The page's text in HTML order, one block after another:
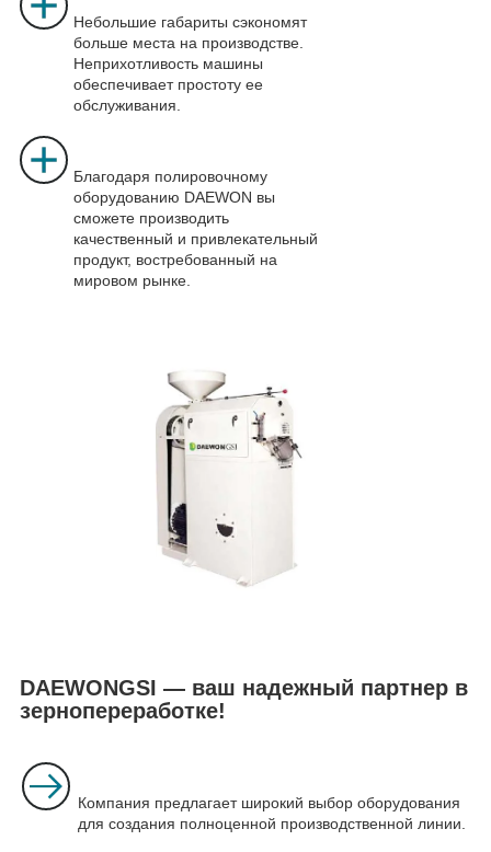
Небольшие габариты сэкономят
больше места на производстве.
Неприхотливость машины
обеспечивает простоту ее
обслуживания.
Благодаря полировочному
оборудованию DAEWON вы
сможете производить
качественный и привлекательный
продукт, востребованный на
мировом рынке.
DAEWONGSI — ваш надежный партнер в
зернопереработке!
Компания предлагает широкий выбор оборудования
для создания полноценной производственной линии.